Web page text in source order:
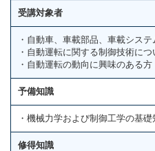
受講対象者
・自動車、車載部品、車載シス
・自動運転に関する制御技術に
・自動運転の動向に興味のある方
予備知識
・機械力学および制御工学の基
修得知識